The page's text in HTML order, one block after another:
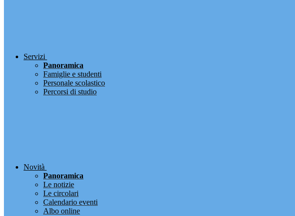
Servizi
Panoramica
Famiglie e studenti
Personale scolastico
Percorsi di studio
Novità
Panoramica
Le notizie
Le circolari
Calendario eventi
Albo online